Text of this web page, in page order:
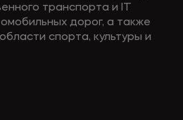
транспорта и IT
дорог, а также
спорта, культуры и